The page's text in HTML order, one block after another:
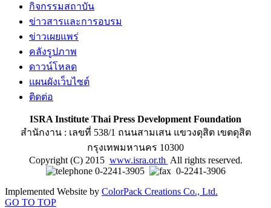
กิจกรรมสถาบัน
ข่าวสารและการอบรม
ข่าวเผยแพร่
คลังรูปภาพ
ดาวน์โหลด
แผนผังเว็บไซต์
ติดต่อ
ISRA Institute Thai Press Development Foundation
สำนักงาน : เลขที่ 538/1 ถนนสามเสน แขวงดุสิต เขตดุสิต
กรุงเทพมหานคร 10300
Copyright (C) 2015 www.isra.or.th All rights reserved.
0-2241-3905
0-2241-3906
Implemented Website by ColorPack Creations Co., Ltd.
GO TO TOP